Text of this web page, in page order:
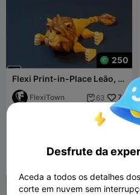
250
Flexi Print-in-Place Leão, O
Rei Leão, Simba
FlexiTown  63 74
Desfrute da
Aceda a todos os detalhes
corte em nuvem sem